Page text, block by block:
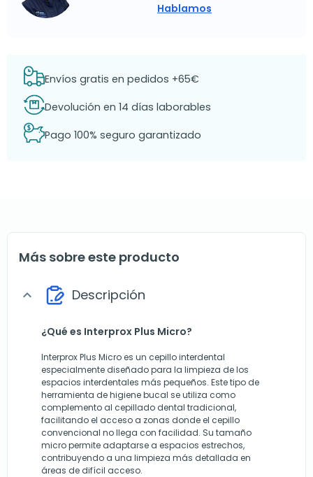
Hablamos
Envíos gratis en pedidos +65€
Devolución en 14 días laborables
Pago 100% seguro garantizado
Más sobre este producto
expand_more Descripción
¿Qué es Interprox Plus Micro?
Interprox Plus Micro es un cepillo interdental
especialmente diseñado para la limpieza de los
espacios interdentales más pequeños. Este tipo de
herramienta de higiene bucal se utiliza como
complemento al cepillado dental tradicional,
facilitando el acceso a zonas donde el cepillo
convencional no llega con facilidad. Su tamaño
micro permite adaptarse a espacios estrechos,
contribuyendo a una limpieza más detallada en
áreas de difícil acceso.